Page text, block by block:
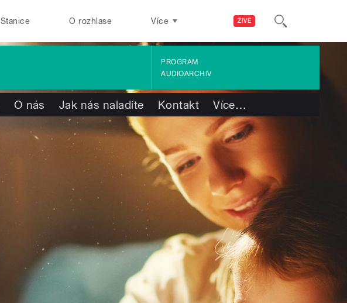
ŽIVĚ
Stanice O rozhlase Více
PROGRAM
AUDIOARCHIV
O nás Jak nás naladíte Kontakt Více…